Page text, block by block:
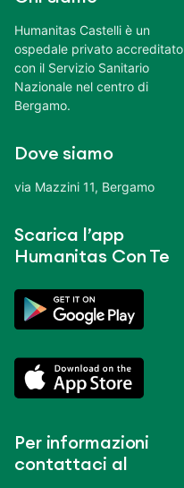
Humanitas Castelli è un
ospedale privato accreditato
con il Servizio Sanitario
Nazionale nel centro di
Bergamo.
Dove siamo
via Mazzini 11, Bergamo
Scarica l’app
Humanitas Con Te
Per informazioni
contattaci al